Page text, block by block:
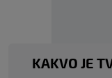
KAKVO JE